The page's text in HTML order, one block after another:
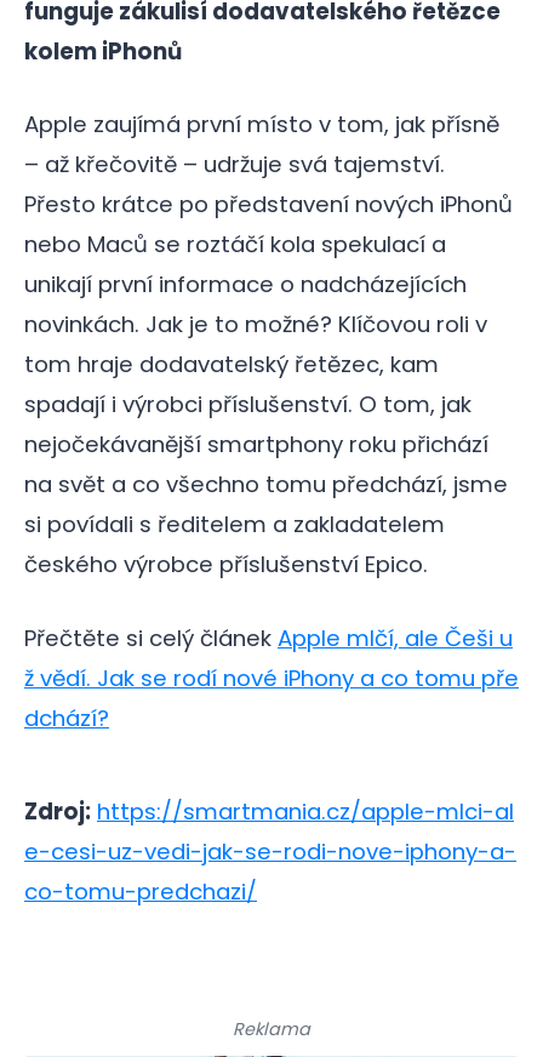
funguje zákulisí dodavatelského řetězce
kolem iPhonů
Apple zaujímá první místo v tom, jak přísně
– až křečovitě – udržuje svá tajemství.
Přesto krátce po představení nových iPhonů
nebo Maců se roztáčí kola spekulací a
unikají první informace o nadcházejících
novinkách. Jak je to možné? Klíčovou roli v
tom hraje dodavatelský řetězec, kam
spadají i výrobci příslušenství. O tom, jak
nejočekávanější smartphony roku přichází
na svět a co všechno tomu předchází, jsme
si povídali s ředitelem a zakladatelem
českého výrobce příslušenství Epico.
Přečtěte si celý článek Apple mlčí, ale Češi u
ž vědí. Jak se rodí nové iPhony a co tomu pře
dchází?
Zdroj: https://smartmania.cz/apple-mlci-al
e-cesi-uz-vedi-jak-se-rodi-nove-iphony-a-
co-tomu-predchazi/
Reklama